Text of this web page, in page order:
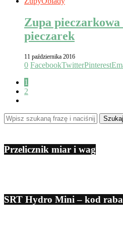
Zupa
pieczarek
11 października 2016
0 FacebookTwitterPinterest
1
2
Przelicznik miar i wag
SRT Hydro Mini – kod